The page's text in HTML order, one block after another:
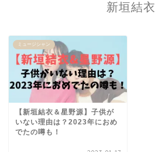
新垣結衣
ミュージシャン
【新垣結衣＆星野源】子供が
いない理由は？2023年におめ
でたの噂も！